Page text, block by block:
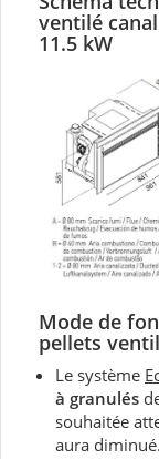
ventilé
11.5 kW
Mode de
pellets
Le système
à granulés
souhaitée
aura diminué.